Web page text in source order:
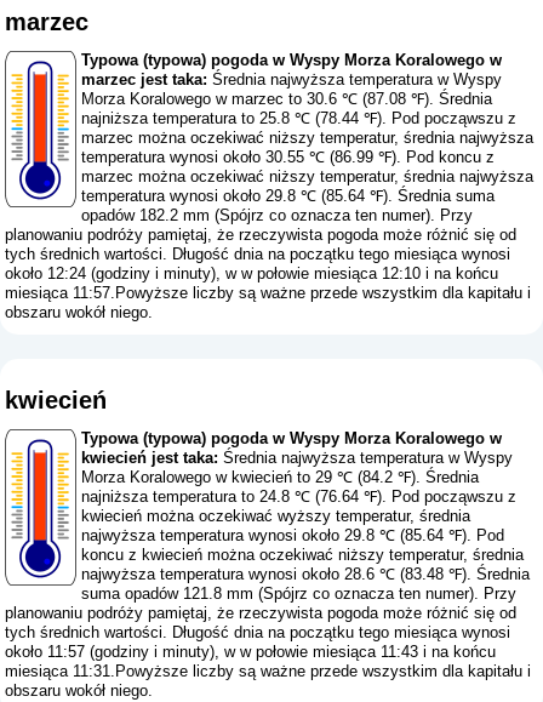
marzec
Typowa (typowa) pogoda w Wyspy Morza Koralowego w
marzec jest taka: Średnia najwyższa temperatura w Wyspy
Morza Koralowego w marzec to 30.6 ℃ (87.08 ℉). Średnia
najniższa temperatura to 25.8 ℃ (78.44 ℉). Pod począwszu z
marzec można oczekiwać niższy temperatur, średnia najwyższa
temperatura wynosi około 30.55 ℃ (86.99 ℉). Pod koncu z
marzec można oczekiwać niższy temperatur, średnia najwyższa
temperatura wynosi około 29.8 ℃ (85.64 ℉). Średnia suma
opadów 182.2 mm (Spójrz co oznacza ten numer). Przy
planowaniu podróży pamiętaj, że rzeczywista pogoda może różnić się od
tych średnich wartości. Długość dnia na początku tego miesiąca wynosi
około 12:24 (godziny i minuty), w w połowie miesiąca 12:10 i na końcu
miesiąca 11:57.Powyższe liczby są ważne przede wszystkim dla kapitału i
obszaru wokół niego.
kwiecień
Typowa (typowa) pogoda w Wyspy Morza Koralowego w
kwiecień jest taka: Średnia najwyższa temperatura w Wyspy
Morza Koralowego w kwiecień to 29 ℃ (84.2 ℉). Średnia
najniższa temperatura to 24.8 ℃ (76.64 ℉). Pod począwszu z
kwiecień można oczekiwać wyższy temperatur, średnia
najwyższa temperatura wynosi około 29.8 ℃ (85.64 ℉). Pod
koncu z kwiecień można oczekiwać niższy temperatur, średnia
najwyższa temperatura wynosi około 28.6 ℃ (83.48 ℉). Średnia
suma opadów 121.8 mm (Spójrz co oznacza ten numer). Przy
planowaniu podróży pamiętaj, że rzeczywista pogoda może różnić się od
tych średnich wartości. Długość dnia na początku tego miesiąca wynosi
około 11:57 (godziny i minuty), w w połowie miesiąca 11:43 i na końcu
miesiąca 11:31.Powyższe liczby są ważne przede wszystkim dla kapitału i
obszaru wokół niego.